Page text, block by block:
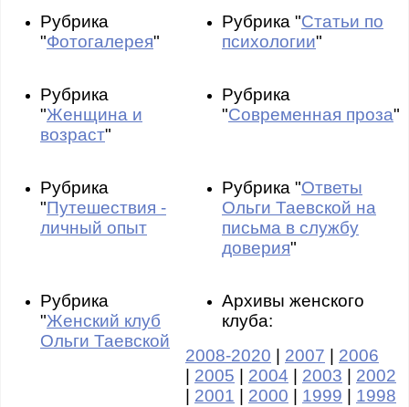
Рубрика
"Фотогалерея"
Рубрика "Статьи по
психологии"
Рубрика
"Женщина и
возраст"
Рубрика
"Современная проза"
Рубрика
"Путешествия -
личный опыт
Рубрика "Ответы
Ольги Таевской на
письма в службу
доверия"
Рубрика
"Женский клуб
Ольги Таевской
Архивы женского
клуба:
2008-2020
2007
2006
2005 2004 2003
2002
2001 2000 1999 1998